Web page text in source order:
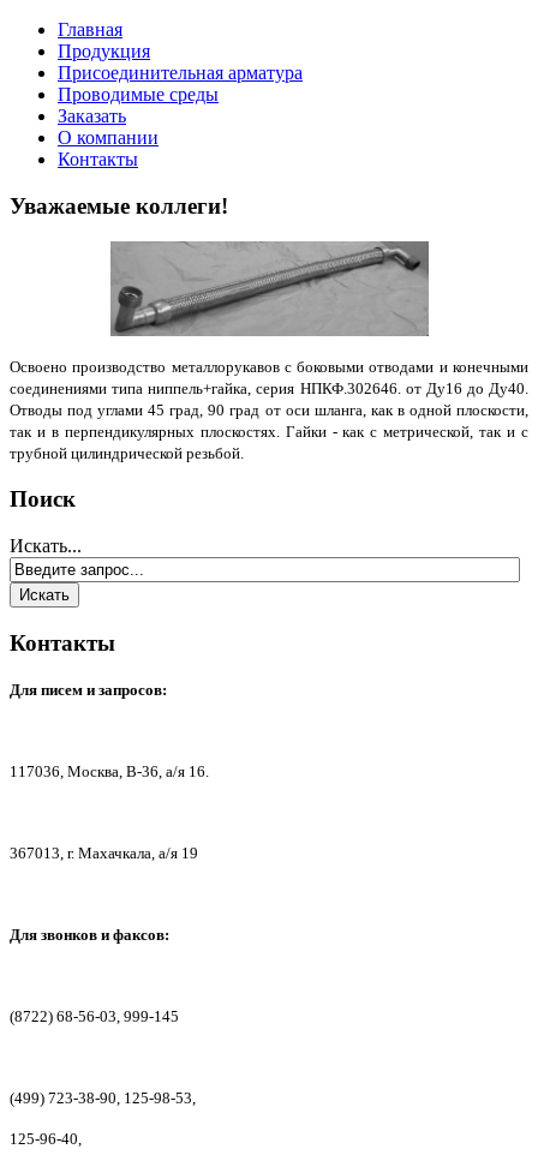
Главная
Продукция
Присоединительная арматура
Проводимые среды
Заказать
О компании
Контакты
Уважаемые коллеги!
Освоено производство металлорукавов с боковыми отводами и конечными
соединениями типа ниппель+гайка, серия НПКФ.302646. от Ду16 до Ду40.
Отводы под углами 45 град, 90 град от оси шланга, как в одной плоскости,
так и в перпендикулярных плоскостях. Гайки - как с метрической, так и с
трубной цилиндрической резьбой.
Поиск
Искать...
Контакты
Для писем и запросов:
117036, Москва, В-36, а/я 16.
367013, г. Махачкала, а/я 19
Для звонков и факсов:
(8722) 68-56-03, 999-145
(499) 723-38-90, 125-98-53,
125-96-40,